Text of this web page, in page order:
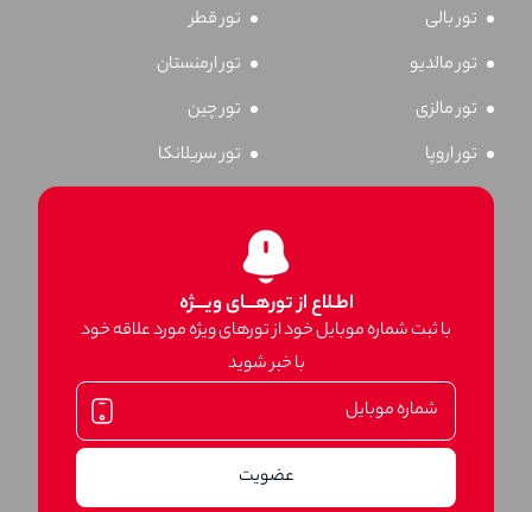
تور بالی
تور قطر
تور مالدیو
تور ارمنستان
تور مالزی
تور چین
تور اروپا
تور سریلانکا
اطـلاع از تورهـــای ویـــژه
با ثبت شماره موبایل خود از تورهای ویژه مورد علاقه خود
با خبر شوید
عضویت